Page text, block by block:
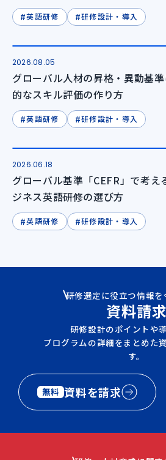
#英語研修 #研修設計・導入
2026.08.05
グローバル人材の昇格・異動基
的なスキル評価の作り方
#英語研修 #研修設計・導入
2026.06.18
グローバル基準「CEFR」で考え
ジネス英語研修の選び方
#英語研修 #研修設計・導入
研修選定に役立つ情報
資料請求
研修設計のポイントや導
プログラムの詳細をまとめた
す。
無料 資料を請求